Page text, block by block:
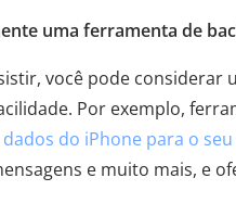
uma ferramenta de
você pode considerar
Por exemplo,
do iPhone para o
e muito mais, e